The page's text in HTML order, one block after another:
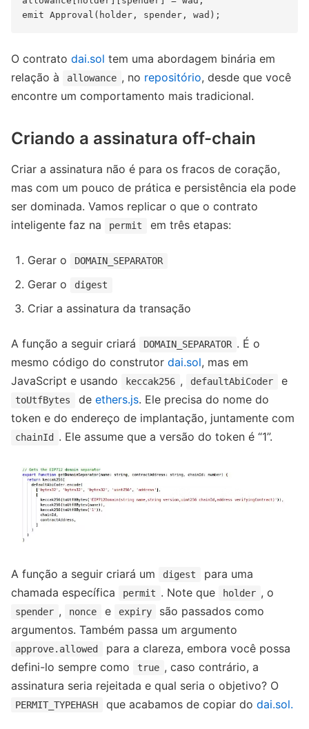
O contrato dai.sol tem uma abordagem binária em
relação à
allowance , no repositório, desde que você
encontre um comportamento mais tradicional.
Criando a assinatura off-chain
Criar a assinatura não é para os fracos de coração,
mas com um pouco de prática e persistência ela pode
ser dominada. Vamos replicar o que o contrato
inteligente faz na
permit em três etapas:
Gerar o DOMAIN_SEPARATOR
Gerar o digest
Criar a assinatura da transação
A função a seguir criará DOMAIN_SEPARATOR . É o
mesmo código do construtor dai.sol, mas em
JavaScript e usando
keccak256 , defaultAbiCoder e
toUtfBytes de ethers.js. Ele precisa do nome do
token e do endereço de implantação, juntamente com
chainId . Ele assume que a versão do token é “1”.
A função a seguir criará um digest
para uma
chamada específica
permit . Note que holder , o
spender , nonce e expiry
são passados como
argumentos. Também passa um argumento
approve.allowed
para a clareza, embora você possa
defini-lo sempre como
true , caso contrário, a
assinatura seria rejeitada e qual seria o objetivo? O
PERMIT_TYPEHASH que acabamos de copiar do dai.sol.